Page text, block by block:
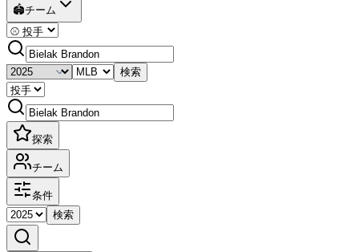
🏟️チーム
検索
探索
チーム
条件
検索